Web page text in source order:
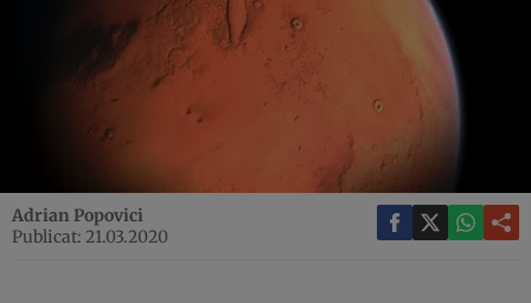
Adrian Popovici
Publicat: 21.03.2020